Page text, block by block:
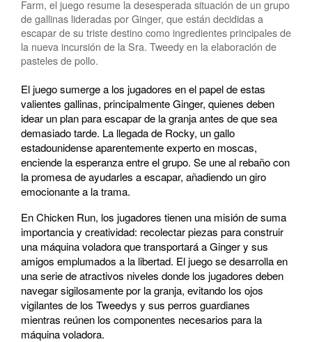
Farm, el juego resume la desesperada situación de un grupo
de gallinas lideradas por Ginger, que están decididas a
escapar de su triste destino como ingredientes principales de
la nueva incursión de la Sra. Tweedy en la elaboración de
pasteles de pollo.
El juego sumerge a los jugadores en el papel de estas
valientes gallinas, principalmente Ginger, quienes deben
idear un plan para escapar de la granja antes de que sea
demasiado tarde. La llegada de Rocky, un gallo
estadounidense aparentemente experto en moscas,
enciende la esperanza entre el grupo. Se une al rebaño con
la promesa de ayudarles a escapar, añadiendo un giro
emocionante a la trama.
En Chicken Run, los jugadores tienen una misión de suma
importancia y creatividad: recolectar piezas para construir
una máquina voladora que transportará a Ginger y sus
amigos emplumados a la libertad. El juego se desarrolla en
una serie de atractivos niveles donde los jugadores deben
navegar sigilosamente por la granja, evitando los ojos
vigilantes de los Tweedys y sus perros guardianes
mientras reúnen los componentes necesarios para la
máquina voladora.